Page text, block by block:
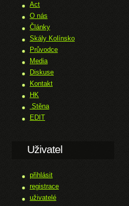
Act
O nás
Články
Skály Kolínsko
Průvodce
Media
Diskuse
Kontakt
HK
Stěna
EDIT
Uživatel
přihlásit
registrace
uživatelé